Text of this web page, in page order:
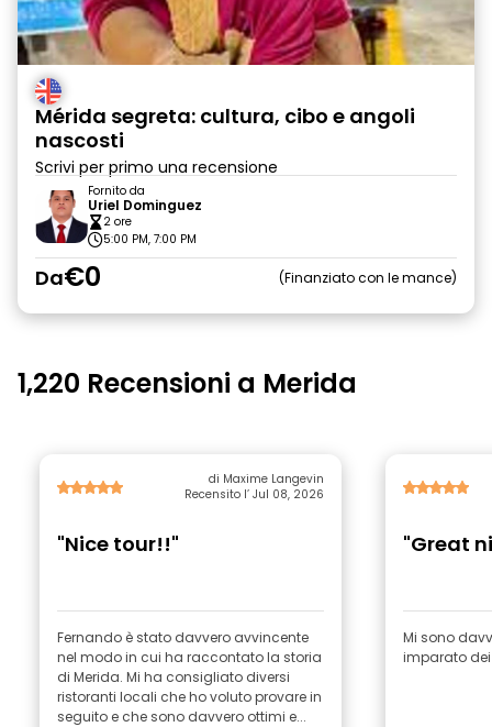
Mérida segreta: cultura, cibo e angoli
nascosti
Scrivi per primo una recensione
Fornito da
Uriel Dominguez
2 ore
5:00 PM, 7:00 PM
Da€0 Finanziato con le mance
1,220 Recensioni a Merida
di Maxime Langevin
Recensito l’ Jul 08, 2026
"Nice tour!!"
Fernando è stato davvero avvincente
nel modo in cui ha raccontato la storia
di Merida. Mi ha consigliato diversi
ristoranti locali che ho voluto provare in
seguito e che sono davvero ottimi e...
"Great
Mi sono
imparato